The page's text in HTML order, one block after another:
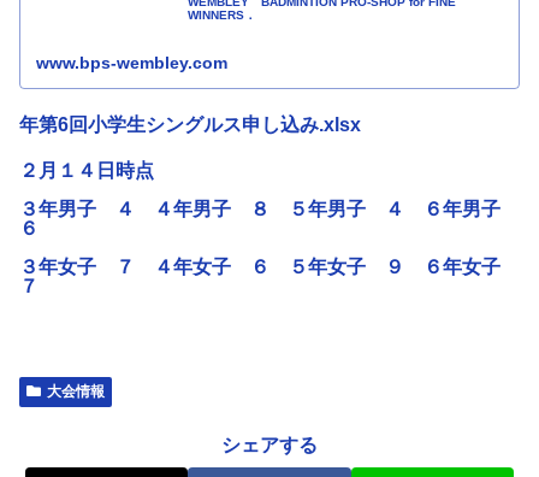
WINNERS．
www.bps-wembley.com
年第6回小学生シングルス申し込み.xlsx
２月１４日時点
３年男子 ４ ４年男子 ８ ５年男子 ４ ６年男子
６
３年女子 ７ ４年女子 ６ ５年女子 ９ ６年女子
７
大会情報
シェアする